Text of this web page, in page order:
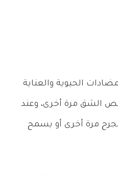
الحيوية والعناية
الشق مرة أخرى، وعند
مرة أخرى أو يسمح